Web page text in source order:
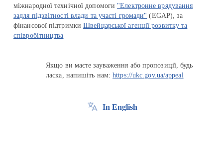
міжнародної технічної допомоги "Електронне врядування
задля підзвітності влади та участі громади" (EGAP), за
фінансової підтримкиШвейцарської агенції розвитку та
співробітництва
Якщо ви маєте зауваження або пропозиції, будь
ласка, напишіть нам:https://ukc.gov.ua/appeal
In English